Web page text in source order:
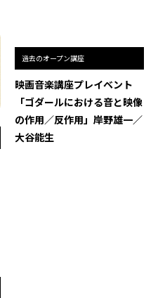
過去のオープン講座
映画音楽講座プレイベント
「ゴダールにおける音と映像
の作用／反作用」岸野雄一／
大谷能生